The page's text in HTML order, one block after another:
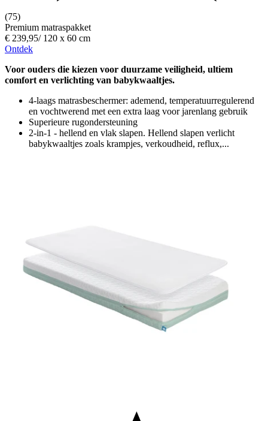
(75)
Premium matraspakket
€ 239,95/ 120 x 60 cm
Ontdek
Voor ouders die kiezen voor duurzame veiligheid, ultiem
comfort en verlichting van babykwaaltjes.
4-laags matrasbeschermer: ademend, temperatuurregulerend
en vochtwerend met een extra laag voor jarenlang gebruik
Superieure rugondersteuning
2-in-1 - hellend en vlak slapen. Hellend slapen verlicht
babykwaaltjes zoals krampjes, verkoudheid, reflux,...